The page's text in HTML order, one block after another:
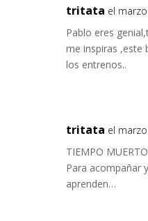
tritata el
Pablo eres
me inspiras ,este
los entrenos..
tritata el
TIEMPO MUERTO
Para acompañar
aprenden…